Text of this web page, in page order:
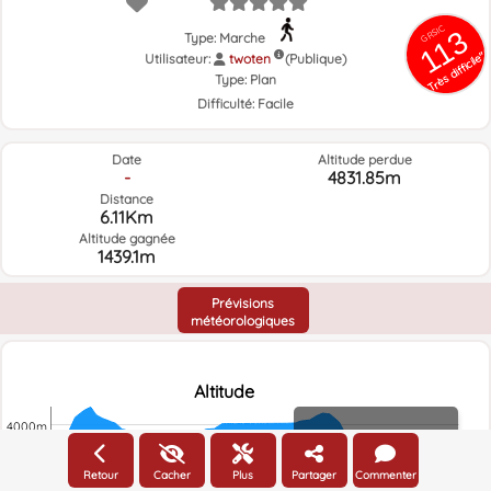
GRSIC
113
Très difficile"
Type: Marche
Utilisateur:
twoten
(Publique)
Type: Plan
Difficulté: Facile
Date
-
Distance
6.11Km
Altitude gagnée
1439.1m
Altitude perdue
4831.85m
Prévisions
météorologiques
Altitude
Altitude
4000m
Retour Cacher Plus Partager Commenter